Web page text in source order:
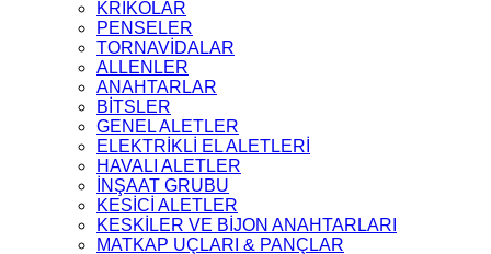
KRİKOLAR
PENSELER
TORNAVİDALAR
ALLENLER
ANAHTARLAR
BİTSLER
GENEL ALETLER
ELEKTRİKLİ EL ALETLERİ
HAVALI ALETLER
İNŞAAT GRUBU
KESİCİ ALETLER
KESKİLER VE BİJON ANAHTARLARI
MATKAP UÇLARI & PANÇLAR